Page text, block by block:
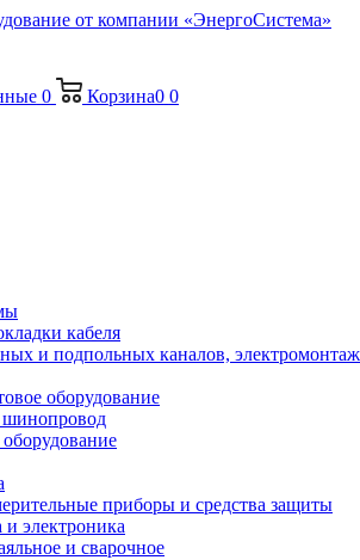
0 Корзина0 0
кабеля
и подпольных каналов,
оборудование
приборы и средства защиты
и электроника
и сварочное